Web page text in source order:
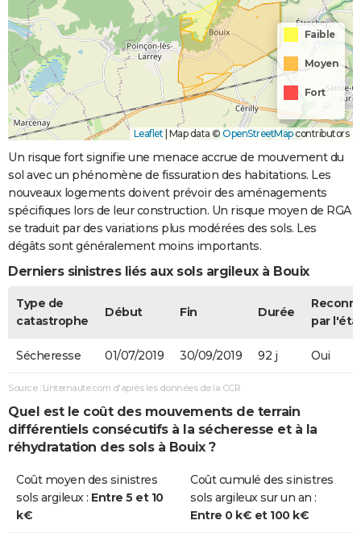
Faible
Moyen
Fort
Leaflet | Map data © OpenStreetMapcontributors
Un risque fort signifie une menace accrue de mouvement du
sol avec un phénomène de fissuration des habitations. Les
nouveaux logements doivent prévoir des aménagements
spécifiques lors de leur construction. Un risque moyen de RGA
se traduit par des variations plus modérées des sols. Les
dégâts sont généralement moins importants.
Derniers sinistres liés aux sols argileux à Bouix
Type de
catastrophe
Début Fin Durée
par
Sécheresse 01/07/2019 30/09/2019 92 j Oui
Source : Linternaute.com d'après les données de la CCR
Quel est le coût des mouvements de terrain
différentiels consécutifs à la sécheresse et à la
réhydratation des sols à Bouix ?
Coût moyen des sinistres
sols argileux : Entre 5 et 10
k€
Coût cumulé des sinistres
sols argileux sur un an :
Entre 0 k€ et 100 k€